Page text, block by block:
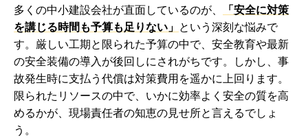
多くの中小建設会社が直面しているのが、
「安全に対策
を講じる時間も予算も足りない」 という深刻な悩みで
す。厳しい工期と限られた予算の中で、安全教育や最新
の安全装備の導入が後回しにされがちです。しかし、事
故発生時に支払う代償は対策費用を遥かに上回ります。
限られたリソースの中で、いかに効率よく安全の質を高
めるかが、現場責任者の知恵の見せ所と言えるでしょ
う。